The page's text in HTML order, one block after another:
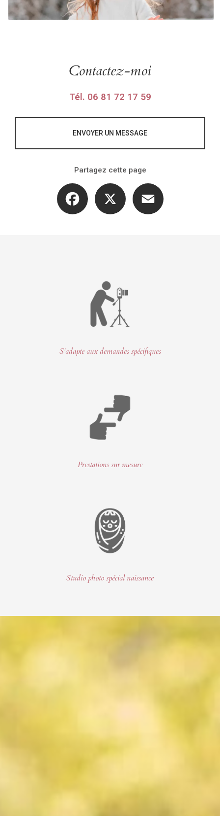
Contactez-moi
Tél. 06 81 72 17 59
ENVOYER UN MESSAGE
Partagez cette page
Facebook
S'adapte aux demandes spécifiques
Prestations sur mesure
Studio photo spécial naissance